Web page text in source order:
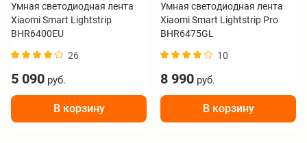
Умная светодиодная лента
Xiaomi Smart Lightstrip
BHR6400EU
26
5 090 руб.
В корзину
Умная светодиодная лента
Xiaomi Smart Lightstrip Pro
BHR6475GL
10
8 990 руб.
В корзину